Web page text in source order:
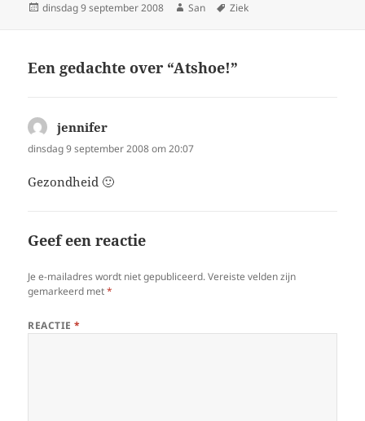
Geplaatst
dinsdag 9 september 2008 Auteur
San Tags
Ziek
Een gedachte over “Atshoe!”
jennifer
dinsdag 9 september 2008 om 20:07
Gezondheid 🙂
Geef een reactie
Je e-mailadres wordt niet gepubliceerd. Vereiste velden zijn
gemarkeerd met*
REACTIE*